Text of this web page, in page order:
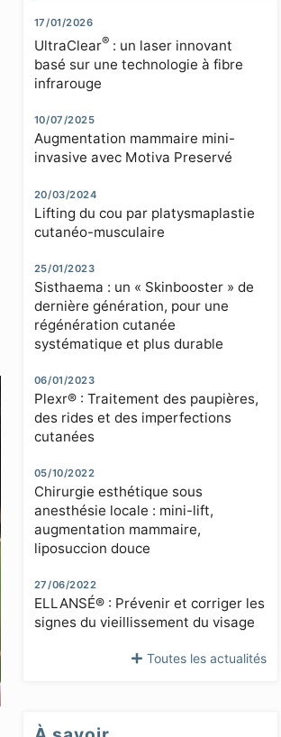
17/01/2026
UltraClear®: un laser innovant
basé sur une technologie à fibre
infrarouge
10/07/2025
Augmentation mammaire mini-
invasive avec Motiva Preservé
20/03/2024
Lifting du cou par platysmaplastie
cutanéo-musculaire
25/01/2023
Sisthaema : un « Skinbooster » de
dernière génération, pour une
régénération cutanée
systématique et plus durable
06/01/2023
Plexr® : Traitement des paupières,
des rides et des imperfections
cutanées
05/10/2022
Chirurgie esthétique sous
anesthésie locale : mini-lift,
augmentation mammaire,
liposuccion douce
27/06/2022
ELLANSÉ® : Prévenir et corriger les
signes du vieillissement du visage
Toutes les actualités